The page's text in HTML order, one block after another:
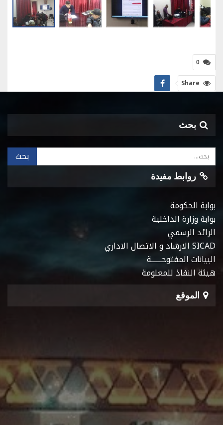
0
Share
بحث
روابط مفيدة
بوابة الحكومة
بوابة وزارة الداخلية
الرائد الرسمي
SICAD الارشاد و الاتصال الاداري
البيانات المفتوحـــــــة
هيئة النفاذ للمعلومة
الموقع